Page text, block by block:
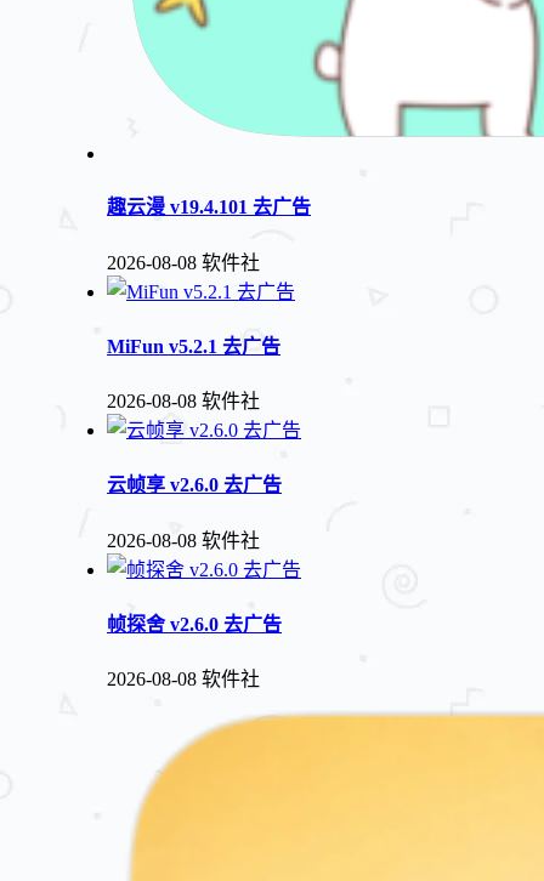
趣云漫 v19.4.101 去广告
2026-08-08 软件社
MiFun v5.2.1 去广告
2026-08-08 软件社
云帧享 v2.6.0 去广告
2026-08-08 软件社
帧探舍 v2.6.0 去广告
2026-08-08 软件社